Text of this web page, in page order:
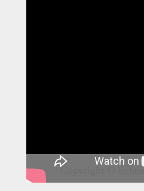
Copyright ©